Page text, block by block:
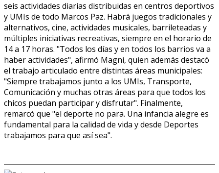
seis actividades diarias distribuidas en centros deportivos
y UMIs de todo Marcos Paz. Habrá juegos tradicionales y
alternativos, cine, actividades musicales, barrileteadas y
múltiples iniciativas recreativas, siempre en el horario de
14 a 17 horas. "Todos los días y en todos los barrios va a
haber actividades", afirmó Magni, quien además destacó
el trabajo articulado entre distintas áreas municipales:
"Siempre trabajamos junto a los UMIs, Transporte,
Comunicación y muchas otras áreas para que todos los
chicos puedan participar y disfrutar". Finalmente,
remarcó que "el deporte no para. Una infancia alegre es
fundamental para la calidad de vida y desde Deportes
trabajamos para que así sea".